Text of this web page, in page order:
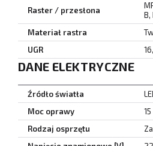
Raster / przesłona
B,
Materiał rastra
UGR
DANE ELEKTRYCZNE
Źródło światła
Moc oprawy
Rodzaj osprzętu